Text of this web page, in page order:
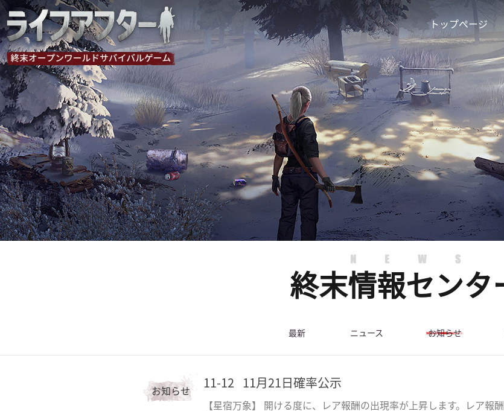
トップページ
終末情報センタ
最新 ニュース お知らせ
お知らせ
11-12 11月21日確率公示
【星宿万象】 開ける度に、レア報酬の出現率が上昇します。レア報